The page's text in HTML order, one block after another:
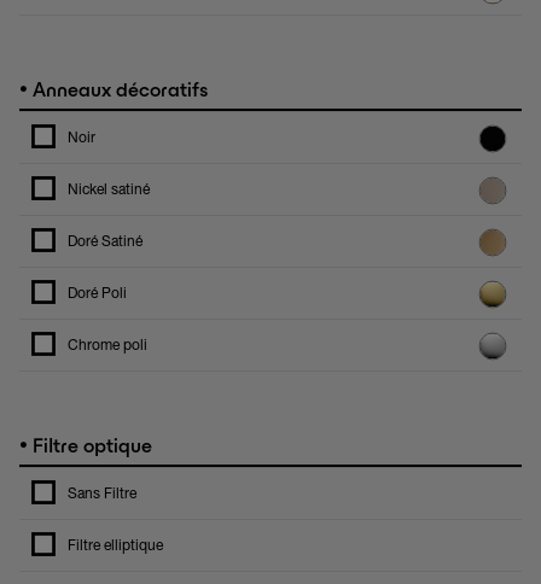
• Anneaux décoratifs
Noir
Nickel satiné
Doré Satiné
Doré Poli
Chrome poli
• Filtre optique
Sans Filtre
Filtre elliptique